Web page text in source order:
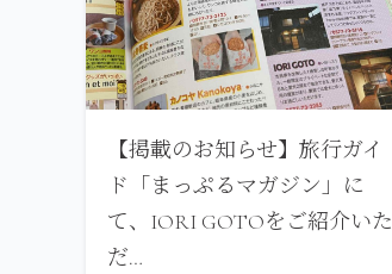
【掲載のお知らせ】旅行ガイ
ド「まっぷるマガジン」に
て、IORI GOTOをご紹介いた
だ…